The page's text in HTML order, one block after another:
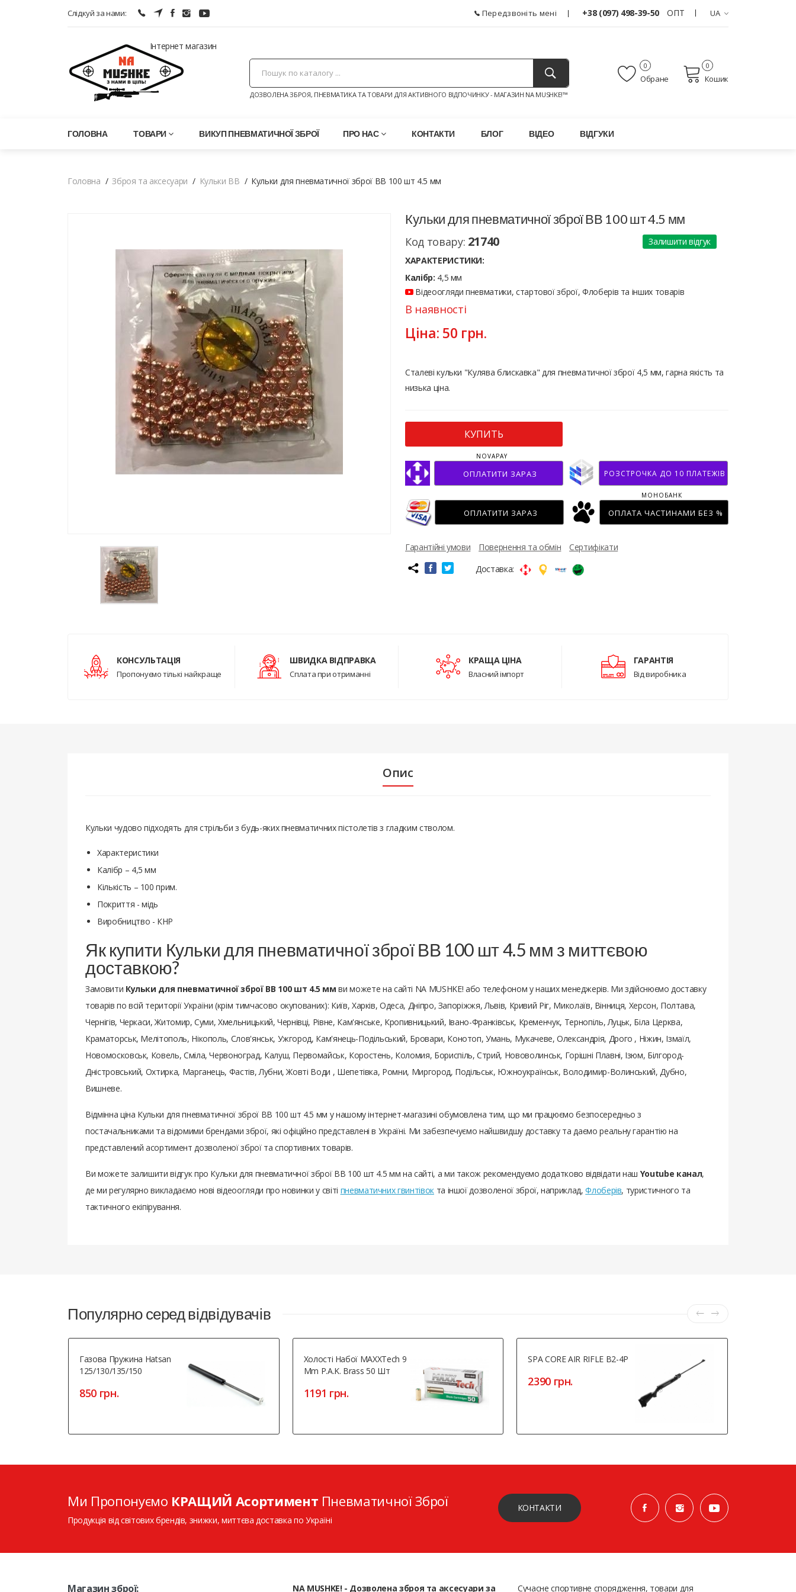
Слідкуй за нами: Передзвоніть мені +38 (097) 498-39-50 ОПТ UA
Інтернет магазин
ДОЗВОЛЕНА ЗБРОЯ, ПНЕВМАТИКА ТА ТОВАРИ ДЛЯ АКТИВНОГО ВІДПОЧИНКУ - МАГАЗИН NA MUSHKE!™
Обране
0
Кошик
0
ГОЛОВНА ТОВАРИ ВИКУП ПНЕВМАТИЧНОЇ ЗБРОЇ ПРО НАС КОНТАКТИ БЛОГ ВІДЕО ВІДГУКИ
Головна Зброя та аксесуари Кульки BB Кульки для пневматичної зброї ВВ 100 шт 4.5 мм
Кульки для пневматичної зброї ВВ 100 шт 4.5 мм
Код товару: 21740
Залишити відгук
ХАРАКТЕРИСТИКИ:
Калібр: 4,5 мм
Відеоогляди пневматики, стартової зброї, Флоберів та інших товарів
В наявності
Ціна: 50 грн.
Сталеві кульки "Кулява блискавка" для пневматичної зброї 4,5 мм, гарна якість та
низька ціна.
КУПИТЬ
ОПЛАТИТИ ЗАРАЗ
NOVAPAY
РОЗСТРОЧКА ДО 10 ПЛАТЕЖІВ
ОПЛАТИТИ ЗАРАЗ ОПЛАТА ЧАСТИНАМИ БЕЗ %
МОНОБАНК
Гарантійні умови Повернення та обмін
Сертифікати
Доставка:
КОНСУЛЬТАЦІЯ
Пропонуємо тількі найкраще
ШВИДКА ВІДПРАВКА
Сплата при отриманні
КРАЩА ЦІНА
Власний імпорт
ГАРАНТІЯ
Від виробника
Опис
Кульки чудово підходять для стрільби з будь-яких пневматичних пістолетів з гладким стволом.
Характеристики
Калібр – 4,5 мм
Кількість – 100 прим.
Покриття - мідь
Виробництво - КНР
Як купити Кульки для пневматичної зброї ВВ 100 шт 4.5 мм з миттєвою
доставкою?
Замовити Кульки для пневматичної зброї ВВ 100 шт 4.5 мм ви можете на сайті NA MUSHKE! або телефоном у наших менеджерів. Ми здійснюємо доставку
товарівпо всій території України (крім тимчасово окупованих): Київ, Харків, Одеса, Дніпро, Запоріжжя, Львів, Кривий Ріг, Миколаїв, Вінниця, Херсон, Полтава,
Чернігів, Черкаси, Житомир, Суми, Хмельницький, Чернівці, Рівне, Кам'янське, Кропивницький, Івано-Франківськ, Кременчук, Тернопіль, Луцьк, Біла Церква,
Краматорськ, Мелітополь, Нікополь, Слов'янськ, Ужгород, Кам'янець-Подільський, Бровари, Конотоп, Умань, Мукачеве, Олександрія, Дрого , Ніжин, Ізмаїл,
Новомосковськ, Ковель, Сміла, Червоноград, Калуш, Первомайськ, Коростень, Коломия, Бориспіль, Стрий, Нововолинськ, Горішні Плавні, Ізюм, Білгород-
Дністровський, Охтирка, Марганець, Фастів, Лубни, Жовті Води , Шепетівка, Ромни, Миргород, Подільськ, Южноукраїнськ, Володимир-Волинський, Дубно,
Вишневе.
Відмінна ціна Кульки для пневматичної зброї ВВ 100 шт 4.5 мм у нашому інтернет-магазині обумовлена ​​тим, що ми працюємо безпосередньо з
постачальниками та відомими брендами зброї, які офіційно представлені в Україні. Ми забезпечуємо найшвидшу доставку та даємо реальну гарантію на
представлений асортимент дозволеної зброї та спортивних товарів.
Ви можете залишити відгук про Кульки для пневматичної зброї ВВ 100 шт 4.5 мм на сайті, а ми також рекомендуємо додатково відвідати наш Youtube канал,
де ми регулярно викладаємо нові відеоогляди про новинки у світі пневматичних гвинтівокта іншої дозволеної зброї, наприклад,Флоберів, туристичного та
тактичного екіпірування.
Популярно серед відвідувачів
Газова Пружина Hatsan
125/130/135/150
850 грн.
Холості Набої MAXXTech 9
Mm P.A.K. Brass 50 Шт
1191 грн.
SPA CORE AIR RIFLE B2-4P
2390 грн.
Ми Пропонуємо КРАЩИЙ Асортимент Пневматичної Зброї
Продукція від світових брендів, знижки, миттєва доставка по Україні
КОНТАКТИ
Магазин зброї: NA MUSHKE! - Дозволена зброя та аксесуари за Сучасне спортивне спорядження, товари для